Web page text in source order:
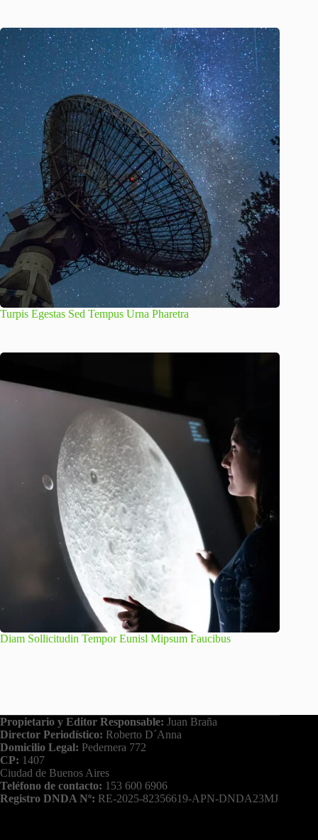
Turpis Egestas Sed Tempus Urna Pharetra
Diam Sollicitudin Tempor Eunisl Mipsum Faucibus
Propietario y Editor Responsable: Juan Braña
Director Periodístico: Roberto D´Anna
Domicilio Legal: Pedernera 772
CP: 1407
Ciudad de Buenos Aires
Teléfono de contacto: 153 600 6906
Registro DNDA Nº: RE-2025-82356619-APN-DNDA23MJ